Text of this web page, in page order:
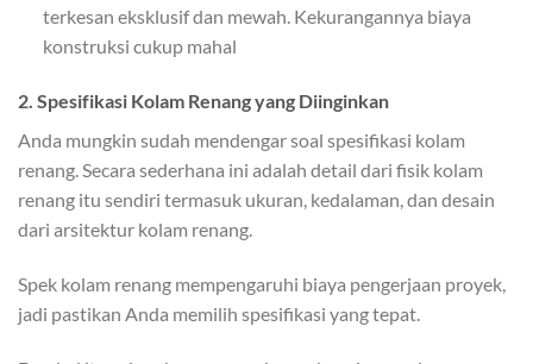
terkesan eksklusif dan mewah. Kekurangannya biaya
konstruksi cukup mahal
2. Spesifikasi Kolam Renang yang Diinginkan
Anda mungkin sudah mendengar soal spesifikasi kolam
renang. Secara sederhana ini adalah detail dari fisik kolam
renang itu sendiri termasuk ukuran, kedalaman, dan desain
dari arsitektur kolam renang.
Spek kolam renang mempengaruhi biaya pengerjaan proyek,
jadi pastikan Anda memilih spesifikasi yang tepat.